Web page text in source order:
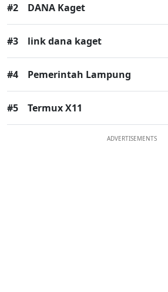
#2 DANA Kaget
#3 link dana kaget
#4 Pemerintah Lampung
#5 Termux X11
ADVERTISEMENTS